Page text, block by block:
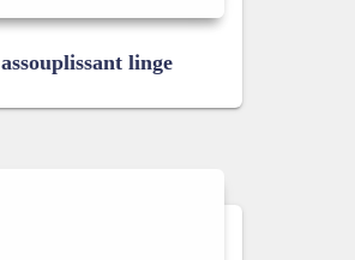
assouplissant linge